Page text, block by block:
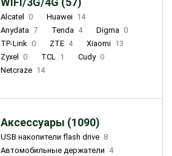
Alcatel 0 Huawei 14
Anydata 7 Tenda 4 Digma 0
TP-Link 0 ZTE 4 Xiaomi 13
Zyxel
0 TCL 1 Cudy 0
Netcraze 14
Аксессуары (1090)
USB накопители flash drive 8
Автомобильные держатели 4